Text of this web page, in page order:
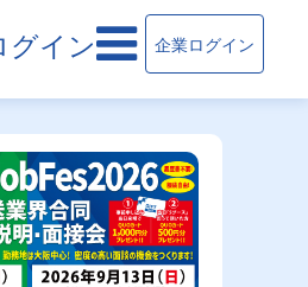
グイン 企業ログイン